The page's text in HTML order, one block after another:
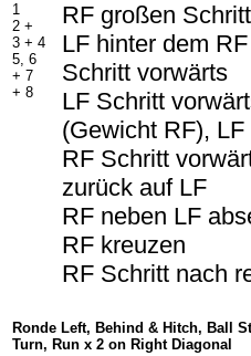
1
2 +
3 + 4
5, 6
+ 7
+ 8
RF großen
LF hinter dem
Schritt vorwärts
LF Schritt
(Gewicht RF),
RF Schritt
zurück auf LF
RF neben LF
RF kreuzen
RF Schritt nach
Ronde Left, Behind & Hitch, Ball
Turn, Run x 2 on Right Diagonal